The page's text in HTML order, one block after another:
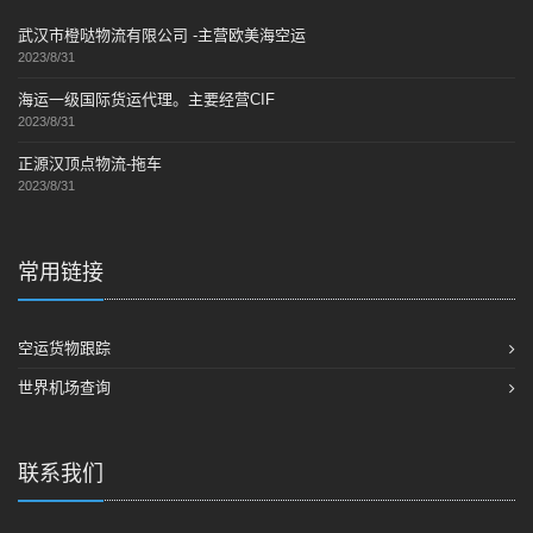
武汉市橙哒物流有限公司 -主营欧美海空运
2023/8/31
海运一级国际货运代理。主要经营CIF
2023/8/31
正源汉顶点物流-拖车
2023/8/31
常用链接
空运货物跟踪
世界机场查询
联系我们